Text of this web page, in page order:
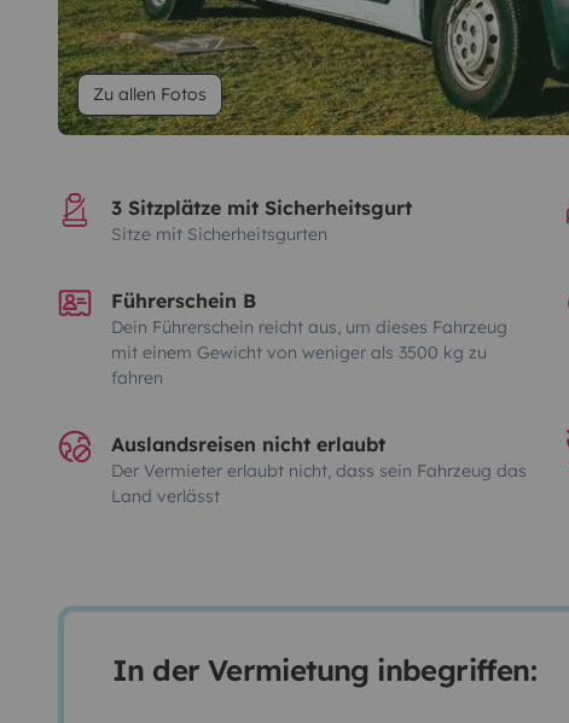
Zu allen Fotos
3 Sitzplätze mit Sicherheitsgurt
Sitze mit Sicherheitsgurten
Führerschein B
Dein Führerschein reicht aus, um dieses Fahrzeug
mit einem Gewicht von weniger als 3500 kg zu
fahren
Auslandsreisen nicht erlaubt
Der Vermieter erlaubt nicht, dass sein Fahrzeug das
Land verlässt
In der Vermietung inbegriffen: